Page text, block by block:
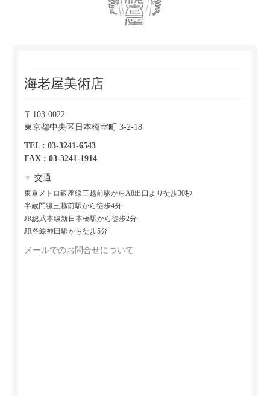
海老屋美術店
〒103-0022
東京都中央区日本橋室町 3-2-18
TEL : 03-3241-6543
FAX : 03-3241-1914
▼ 交通
東京メトロ銀座線三越前駅からA8出口より徒歩30秒
半蔵門線三越前駅から徒歩4分
JR総武本線新日本橋駅から徒歩2分
JR各線神田駅から徒歩5分
メールでのお問合せについて